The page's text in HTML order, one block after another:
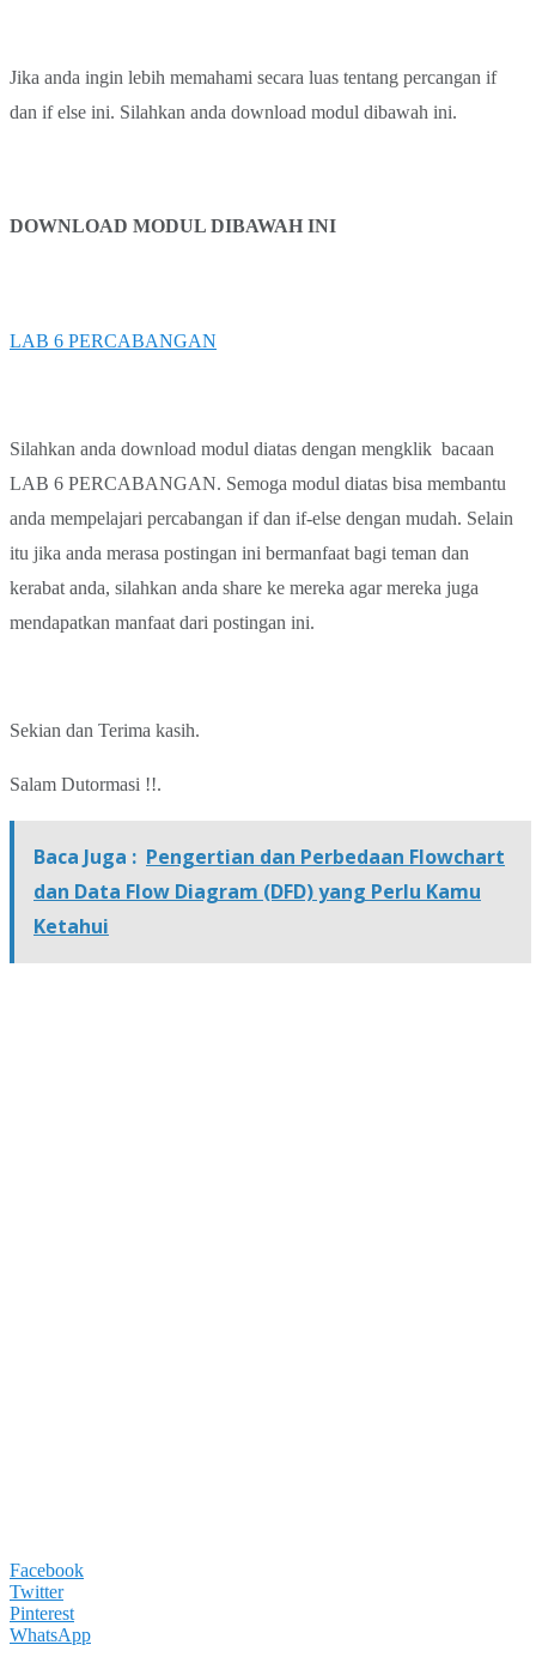
Jika anda ingin lebih memahami secara luas tentang percangan if
dan if else ini. Silahkan anda download modul dibawah ini.
DOWNLOAD MODUL DIBAWAH INI
LAB 6 PERCABANGAN
Silahkan anda download modul diatas dengan mengklik bacaan
LAB 6 PERCABANGAN. Semoga modul diatas bisa membantu
anda mempelajari percabangan if dan if-else dengan mudah. Selain
itu jika anda merasa postingan ini bermanfaat bagi teman dan
kerabat anda, silahkan anda share ke mereka agar mereka juga
mendapatkan manfaat dari postingan ini.
Sekian dan Terima kasih.
Salam Dutormasi !!.
Baca Juga : Pengertian dan Perbedaan Flowchart
dan Data Flow Diagram (DFD) yang Perlu Kamu
Ketahui
Facebook
Twitter
Pinterest
WhatsApp